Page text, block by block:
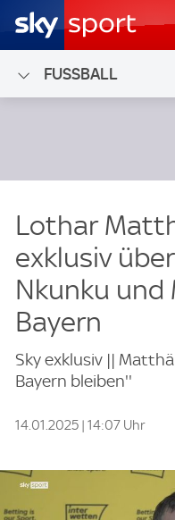
FUSSBALL
Lothar
exklusiv
Nkunku und
Bayern
Sky exklusiv ||
Bayern bleiben''
14.01.2025 | 14:07 Uhr